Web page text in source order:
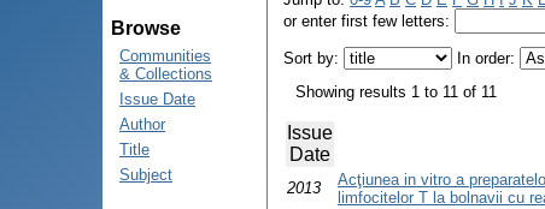
Browse
Communities
& Collections
Issue Date
Author
Title
Subject
or enter first few letters:
Sort by: In order:
Showing results 1 to 11 of 11
Issue
Date
2013
Acţiunea in vitro a
limfocitelor T la bolnavii cu